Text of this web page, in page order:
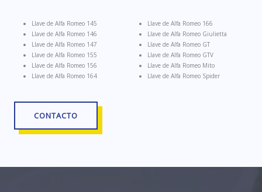
Llave de Alfa Romeo 145
Llave de Alfa Romeo 146
Llave de Alfa Romeo 147
Llave de Alfa Romeo 155
Llave de Alfa Romeo 156
Llave de Alfa Romeo 164
Llave de Alfa Romeo 166
Llave de Alfa Romeo Giulietta
Llave de Alfa Romeo GT
Llave de Alfa Romeo GTV
Llave de Alfa Romeo Mito
Llave de Alfa Romeo Spider
CONTACTO